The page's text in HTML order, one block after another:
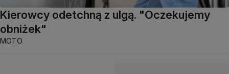
Kierowcy odetchną z ulgą. "Oczekujemy
obniżek"
MOTO